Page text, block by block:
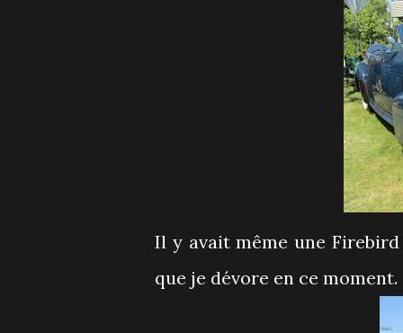
Il y avait même une
que je dévore en ce moment.